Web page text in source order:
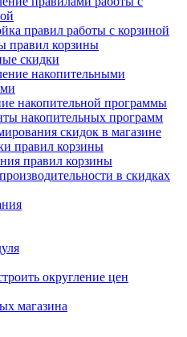
правил работы с корзиной
правил корзины
скидки
накопительными
накопительной программы
накопительных программ
скидок в магазине
правил корзины
правил корзины
в скидках
округление цен
магазина